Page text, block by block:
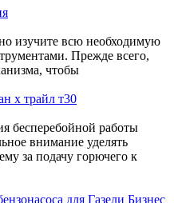
изучите всю необходимую
Прежде всего,
чтобы
х трайл т30
бесперебойной работы
внимание уделять
за подачу горючего к
для Газели Бизнес